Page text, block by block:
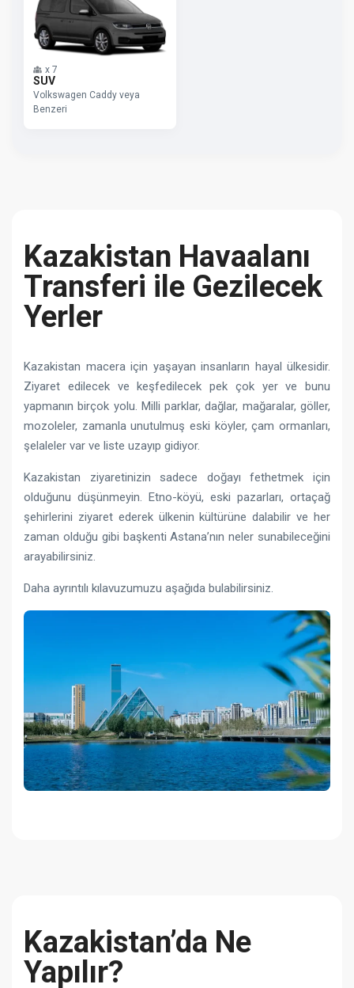
x 7
SUV
Volkswagen Caddy veya
Benzeri
Kazakistan Havaalanı
Transferi ile Gezilecek
Yerler
Kazakistan macera için yaşayan insanların hayal ülkesidir.
Ziyaret edilecek ve keşfedilecek pek çok yer ve bunu
yapmanın birçok yolu. Milli parklar, dağlar, mağaralar, göller,
mozoleler, zamanla unutulmuş eski köyler, çam ormanları,
şelaleler var ve liste uzayıp gidiyor.
Kazakistan ziyaretinizin sadece doğayı fethetmek için
olduğunu düşünmeyin. Etno-köyü, eski pazarları, ortaçağ
şehirlerini ziyaret ederek ülkenin kültürüne dalabilir ve her
zaman olduğu gibi başkenti Astana’nın neler sunabileceğini
arayabilirsiniz.
Daha ayrıntılı kılavuzumuzu aşağıda bulabilirsiniz.
Kazakistan’da Ne
Yapılır?